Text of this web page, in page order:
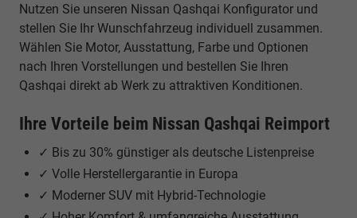
Nutzen Sie unseren Nissan Qashqai Konfigurator und
stellen Sie Ihr Wunschfahrzeug individuell zusammen.
Wählen Sie Motor, Ausstattung, Farbe und Optionen
nach Ihren Vorstellungen und bestellen Sie Ihren
Qashqai direkt ab Werk zu attraktiven Konditionen.
Ihre Vorteile beim Nissan Qashqai Reimport
✓ Bis zu 30% günstiger als deutsche Listenpreise
✓ Volle Herstellergarantie in Europa
✓ Moderner SUV mit Hybrid-Technologie